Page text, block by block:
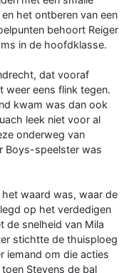
het ontberen van een
behoort Reiger
in de hoofdklasse.
dat vooraf
weer eens flink tegen.
kwam was dan ook
leek niet voor al
onderweg van
Boys-speelster was
waard was, waar de
op het verdedigen
de snelheid van Mila
stichtte de thuisploeg
iemand om die acties
Stevens de bal